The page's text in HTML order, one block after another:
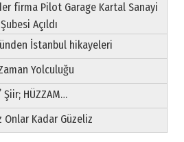
firma Pilot Garage Kartal Sanayi
Şubesi Açıldı
İstanbul hikayeleri
Yolculuğu
HÜZZAM…
Onlar Kadar Güzeliz